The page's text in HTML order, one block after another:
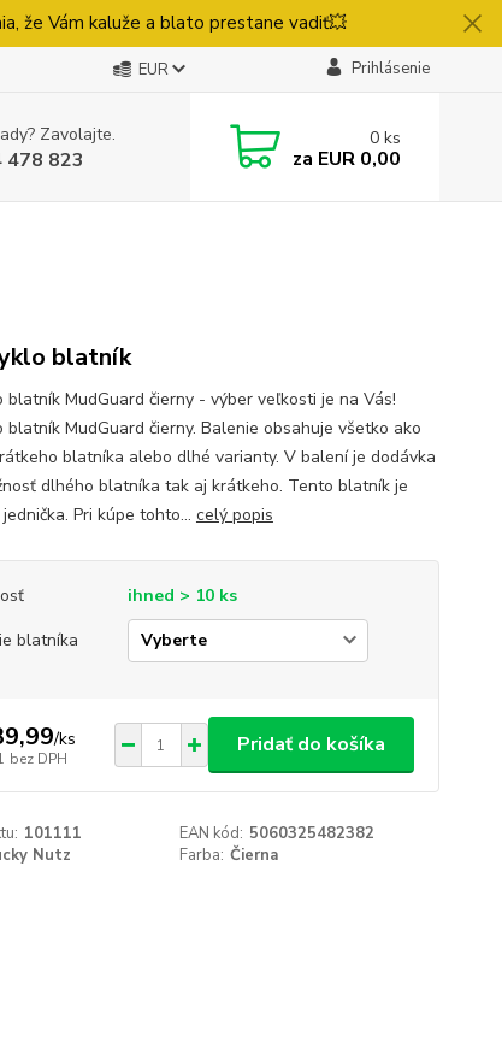
že Vám kaluže a blato prestane vadiť💥
EUR Prihlásenie
Zavolajte.
478 823
0 ks
za EUR 0,00
blatník
blatník MudGuard čierny - výber veľkosti je na Vás!
blatník MudGuard čierny. Balenie obsahuje všetko ako
blatníka alebo dlhé varianty. V balení je dodávka
dlhého blatníka tak aj krátkeho. Tento blatník je
Pri kúpe tohto... celý popis
ihned > 10 ks
blatníka
/ks
bez DPH
Pridať do košíka
101111 EAN kód: 5060325482382
Nutz Farba: Čierna